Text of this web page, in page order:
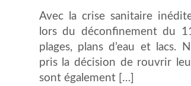
Avec la crise sanitaire
lors du déconfinement du
plages, plans d’eau et lacs.
pris la décision de rouvrir
sont également […]